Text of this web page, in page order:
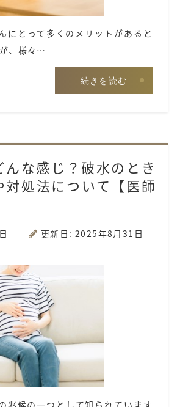
にとって多くのメリットがあると
、様々…
続きを読む
な感じ？破水のとき
対処法について【医師
更新日: 2025年8月31日
兆候の一つとして知られています